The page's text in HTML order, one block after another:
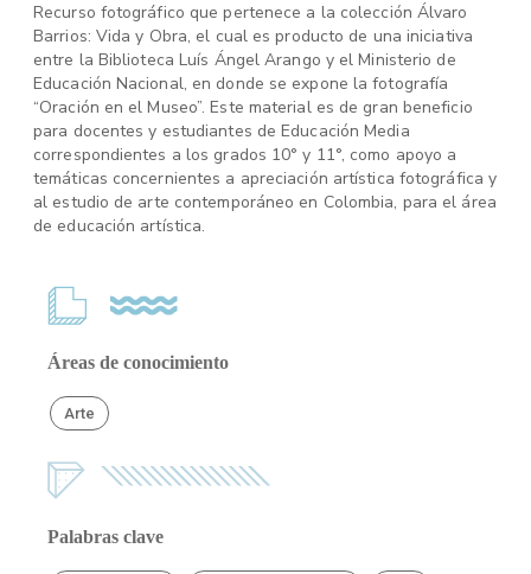
Recurso fotográfico que pertenece a la colección Álvaro
Barrios: Vida y Obra, el cual es producto de una iniciativa
entre la Biblioteca Luís Ángel Arango y el Ministerio de
Educación Nacional, en donde se expone la fotografía
“Oración en el Museo”. Este material es de gran beneficio
para docentes y estudiantes de Educación Media
correspondientes a los grados 10° y 11°, como apoyo a
temáticas concernientes a apreciación artística fotográfica y
al estudio de arte contemporáneo en Colombia, para el área
de educación artística.
Áreas de conocimiento
Arte
Palabras clave